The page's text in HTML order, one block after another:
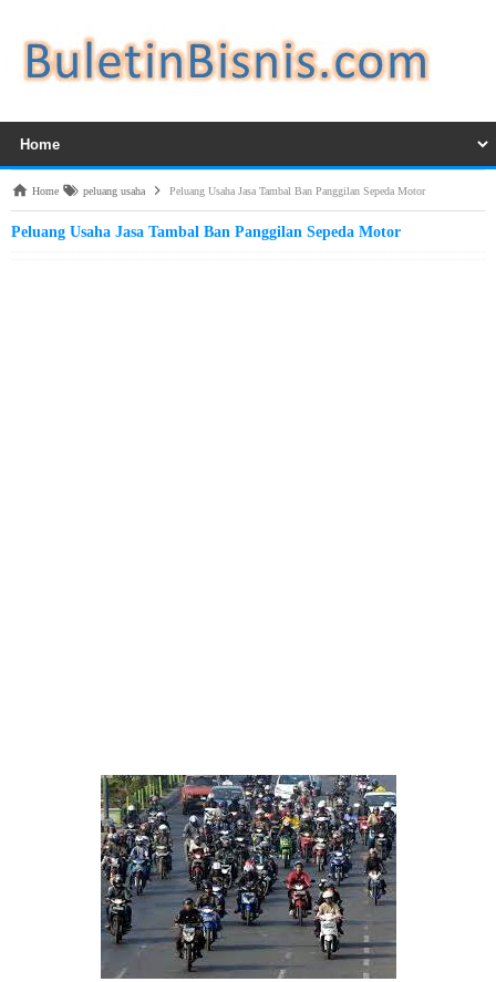
Home peluang usaha Peluang Usaha Jasa Tambal Ban Panggilan Sepeda Motor
Peluang Usaha Jasa Tambal Ban Panggilan Sepeda Motor